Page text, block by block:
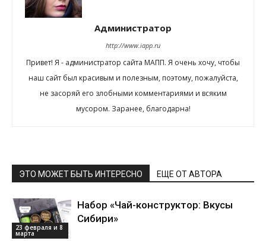
Администратор
http://www.iapp.ru
Привет! Я - администратор сайта МАПП. Я очень хочу, чтобы
наш сайт был красивым и полезным, поэтому, пожалуйста,
не засоряй его злобными комментариями и всяким
мусором. Заранее, благодарна!
ЭТО МОЖЕТ БЫТЬ ИНТЕРЕСНО ЕЩЕ ОТ АВТОРА
23 февраля и 8
марта
Набор «Чай-конструктор: Вкусы
Сибири»